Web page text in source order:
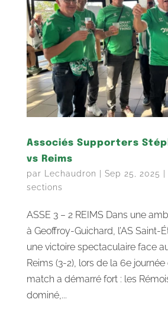
Associés Supporters
vs Reims
par Lechaudron Sep 25, 2025
sections
ASSE 3 – 2 REIMS Dans une
à Geoffroy-Guichard, l’AS Saint-
une victoire spectaculaire face
Reims (3-2), lors de la 6e
match a démarré fort : les
dominé,...